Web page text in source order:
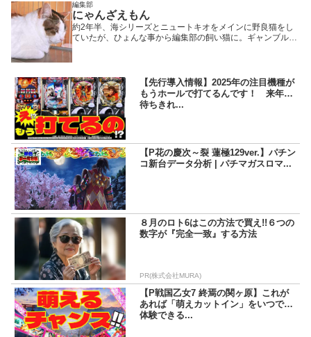
編集部
にゃんざえもん
約2年半、海シリーズとニュートキオをメインに野良猫をし
ていたが、ひょんな事から編集部の飼い猫に。ギャンブル歴
ん!!
【先行導入情報】2025年の注目機種が
もうホールで打てるんです！ 来年を
待ちきれ...
【P花の慶次～裂 蓮極129ver.】パチン
コ新台データ分析 | パチマガスロマ...
８月のロト6はこの方法で買え!!６つの
数字が『完全一致』する方法
PR(株式会社MURA)
【P戦国乙女7 終焉の関ヶ原】これが
あれば「萌えカットイン」をいつでも
体験できる...